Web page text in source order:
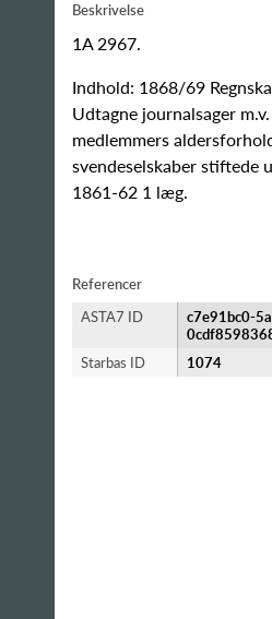
Beskrivelse
1A 2967.
Indhold: 1868/69
Udtagne journalsager
medlemmers
svendeselskaber stiftede
1861-62 1 læg.
Referencer
ASTA7 ID
c7e91bc0-
Starbas ID
1074